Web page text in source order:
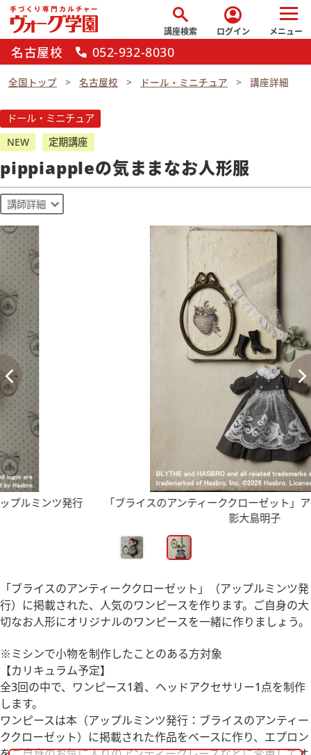
search
講座検索
account_circle
ログイン メニュー
名古屋校 call 052-932-8030
全国トップ 名古屋校 ドール・ミニチュア 講座詳細
ドール・ミニチュア
NEW
定期講座
pippiappleの気ままなお人形服
講師詳細
「ブライスのアンティーククローゼット」アップルミンツ刊 撮
「ブライスのアンティーククローゼット」（アップルミンツ発
行）に掲載された、人気のワンピースを作ります。ご自身の大
切なお人形にオリジナルのワンピースを一緒に作りましょう。
※ミシンで小物を制作したことのある方対象
【カリキュラム予定】
全3回の中で、ワンピース1着、ヘッドアクセサリー1点を制作
します。
ワンピースは本（アップルミンツ発行：ブライスのアンティー
ククローゼット）に掲載された作品をベースに作り、エプロン